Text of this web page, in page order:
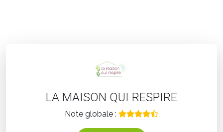
LA MAISON QUI RESPIRE
Note globale :